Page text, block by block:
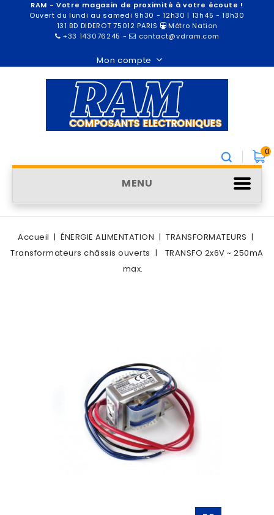
RAM - Votre magasin de proximité à votre écoute !
Ouvert du lundi au samedi 9h30 - 12h30 | 13h45 - 18h30
131 BD DIDEROT 75012 PARIS
Métro Nation
+33 143076245 - contact@vdram.com
Mon compte
0
MENU
Accueil ÉNERGIE ALIMENTATION
TRANSFORMATEURS
Transformateurs châssis ouverts
TRANSFO 2x6V ~ 250mA
max.